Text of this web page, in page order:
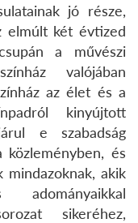
jó része,
elmúlt két évtized
a művészi
valójában
az élet és a
kinyújtott
e szabadság
közleményben, és
mindazoknak, akik
sikeréhez,